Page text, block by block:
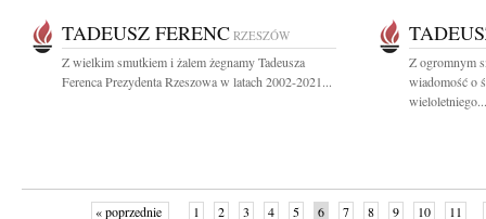
TADEUSZ FERENC RZESZÓW
Z wielkim smutkiem i żalem żegnamy Tadeusza
Ferenca Prezydenta Rzeszowa w latach 2002-2021...
Z ogromnym
wiadomość o
wieloletniego...
« poprzednie 1 2 3 4 5 6 7 8 9 10 11